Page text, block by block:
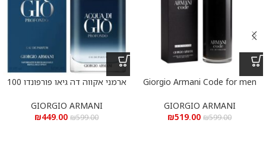
Giorgio Armani Code for men
לגבר א.ד.ט 200 מ”ל
GIORGIO ARMANI
₪599.00
₪519.00
ארמני אקווה דה גיאו פורפונדו 100
GIORGIO ARMANI
₪599.00
₪449.00